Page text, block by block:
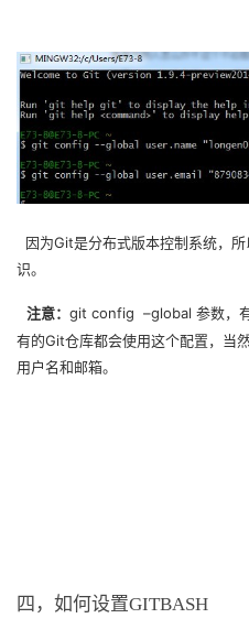
因为Git是分布式版本控制系统，
识。
注意： git config –global 参数，
有的Git仓库都会使用这个配置，当
用户名和邮箱。
四，如何设置GITBASH